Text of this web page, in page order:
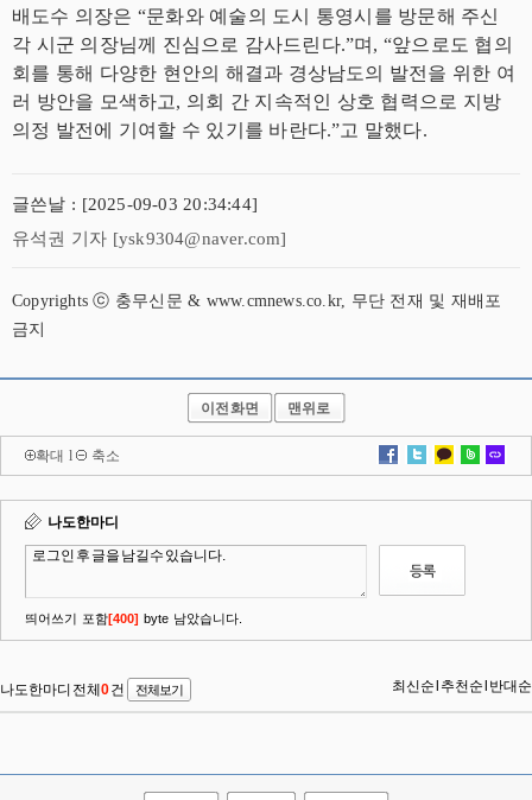
배도수 의장은 “문화와 예술의 도시 통영시를 방문해 주신
각 시군 의장님께 진심으로 감사드린다.”며, “앞으로도 협의
회를 통해 다양한 현안의 해결과 경상남도의 발전을 위한 여
러 방안을 모색하고, 의회 간 지속적인 상호 협력으로 지방
의정 발전에 기여할 수 있기를 바란다.”고 말했다.
글쓴날 : [2025-09-03 20:34:44]
유석권 기자 [ysk9304@naver.com]
Copyrights ⓒ 충무신문 & www.cmnews.co.kr, 무단 전재 및 재배포
금지
이전화면 맨위로
확대 l 축소